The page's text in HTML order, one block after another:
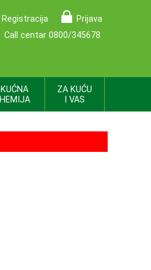
Registracija
Prijava
Call centar 0800/345678
KUĆNA
HEMIJA
ZA KUĆU
I VAS